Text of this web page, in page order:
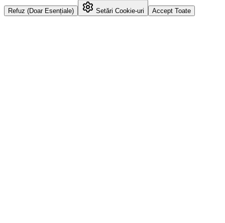
Refuz (Doar Esențiale) Setări Cookie-uri Accept Toate